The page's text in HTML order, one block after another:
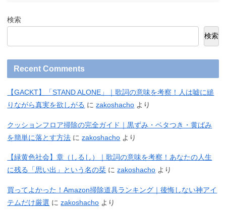
検索
検索
Recent Comments
【GACKT】「STAND ALONE」｜歌詞の意味を考察！人は嘘に縋
りながら真実を欲しがる にzakoshacho より
クッションフロア掃除の完全ガイド｜黒ずみ・ベタつき・黄ばみ
を簡単に落とす方法 にzakoshacho より
【緑黄色社会】章（しるし）｜歌詞の意味を考察！あなたの人生
に残る「思い出」という名の栞 にzakoshacho より
買ってよかった！Amazon掃除道具ランキング｜後悔しない神アイ
テムだけ厳選 にzakoshacho より